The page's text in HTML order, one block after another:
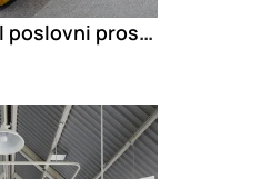
Kuehne+Nagel poslovni prostor